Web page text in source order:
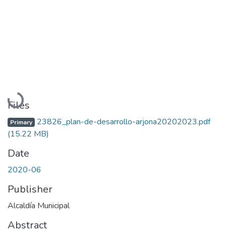
Loading...
Files
Primary 23826_plan-de-desarrollo-arjona20202023.pdf
(15.22 MB)
Date
2020-06
Publisher
Alcaldía Municipal
Abstract